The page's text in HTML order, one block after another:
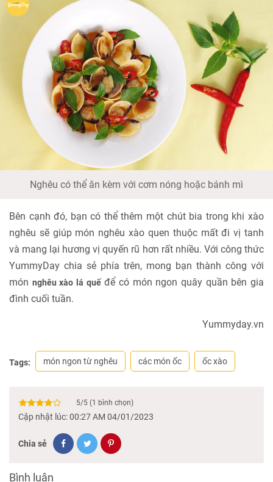
Nghêu có thể ăn kèm với cơm nóng hoặc bánh mì
Bên cạnh đó, bạn có thể thêm một chút bia trong khi xào
nghêu sẽ giúp món nghêu xào quen thuộc mất đi vị tanh
và mang lại hương vị quyến rũ hơn rất nhiều. Với công thức
YummyDay chia sẻ phía trên, mong bạn thành công với
món nghêu xào lá quếđể có món ngon quây quần bên gia
đình cuối tuần.
Yummyday.vn
Tags: món ngon từ nghêu các món ốc ốc xào
5/5 (1 bình chọn)
Cập nhật lúc: 00:27 AM 04/01/2023
Chia sẻ
Bình luận